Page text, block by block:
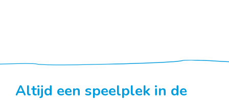
Altijd een speelplek in de